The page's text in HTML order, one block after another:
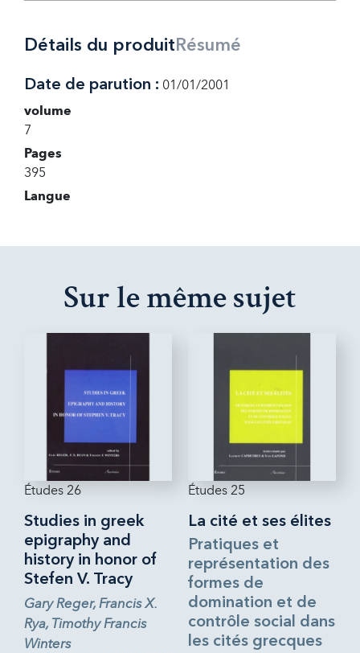
Détails du produit Résumé
Date de parution : 01/01/2001
volume
7
Pages
395
Langue
Sur le même sujet
Études 26
Studies in greek
epigraphy and
history in honor of
Stefen V. Tracy
Gary Reger, Francis X.
Rya, Timothy Francis
Winters
Études 25
La cité et ses élites
Pratiques et
représentation des
formes de
domination et de
contrôle social dans
les cités grecques